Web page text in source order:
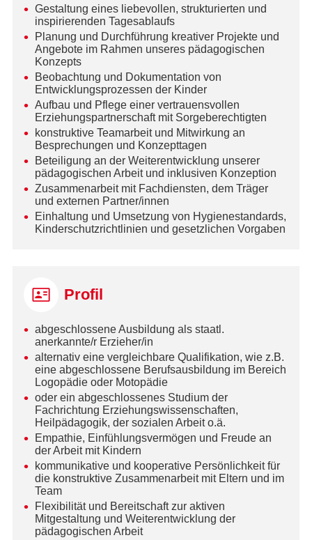
Gestaltung eines liebevollen, strukturierten und
inspirierenden Tagesablaufs
Planung und Durchführung kreativer Projekte und
Angebote im Rahmen unseres pädagogischen
Konzepts
Beobachtung und Dokumentation von
Entwicklungsprozessen der Kinder
Aufbau und Pflege einer vertrauensvollen
Erziehungspartnerschaft mit Sorgeberechtigten
konstruktive Teamarbeit und Mitwirkung an
Besprechungen und Konzepttagen
Beteiligung an der Weiterentwicklung unserer
pädagogischen Arbeit und inklusiven Konzeption
Zusammenarbeit mit Fachdiensten, dem Träger
und externen Partner/innen
Einhaltung und Umsetzung von Hygienestandards,
Kinderschutzrichtlinien und gesetzlichen Vorgaben
Profil
abgeschlossene Ausbildung als staatl.
anerkannte/r Erzieher/in
alternativ eine vergleichbare Qualifikation, wie z.B.
eine abgeschlossene Berufsausbildung im Bereich
Logopädie oder Motopädie
oder ein abgeschlossenes Studium der
Fachrichtung Erziehungswissenschaften,
Heilpädagogik, der sozialen Arbeit o.ä.
Empathie, Einfühlungsvermögen und Freude an
der Arbeit mit Kindern
kommunikative und kooperative Persönlichkeit für
die konstruktive Zusammenarbeit mit Eltern und im
Team
Flexibilität und Bereitschaft zur aktiven
Mitgestaltung und Weiterentwicklung der
pädagogischen Arbeit